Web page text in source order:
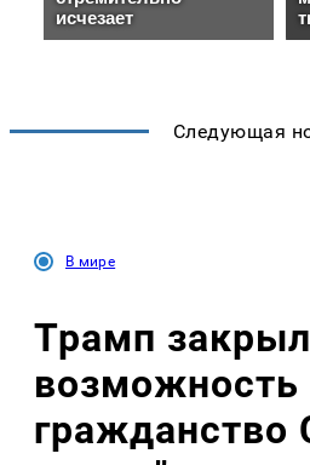
Следующая
В мире
Трамп закрыл
возможность